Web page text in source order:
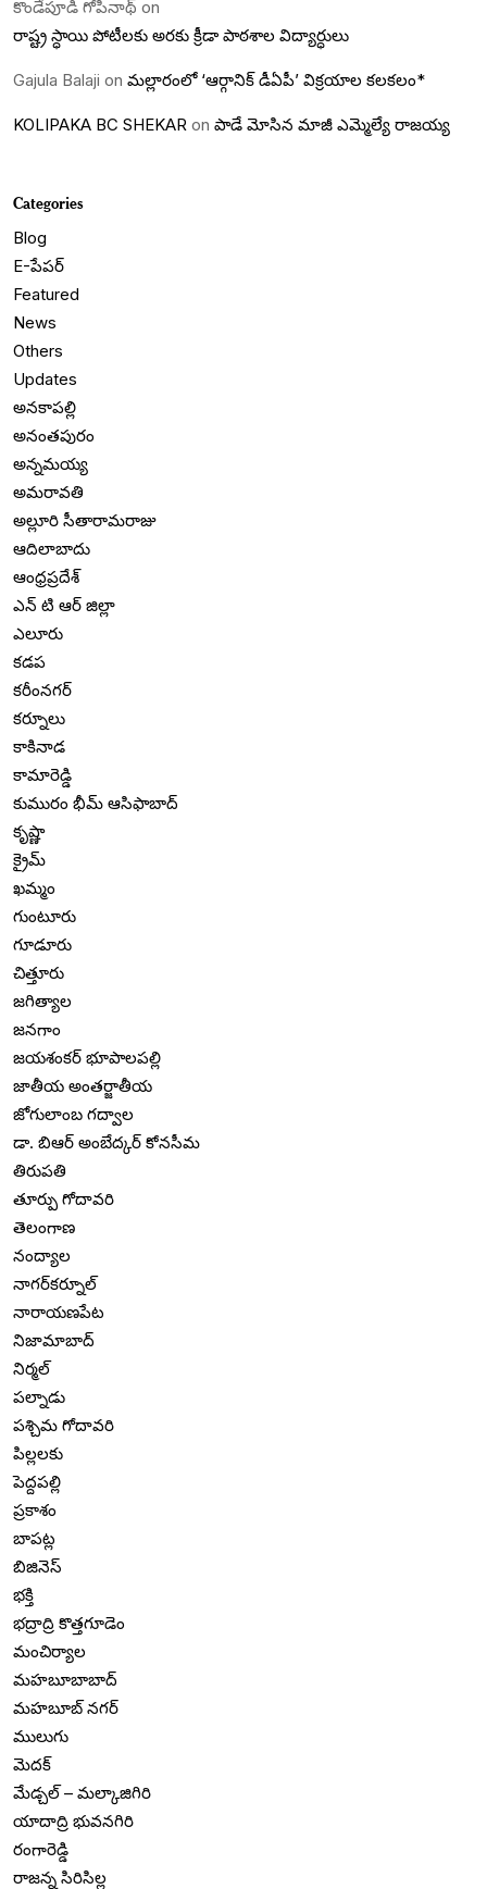
కొండేపూడి గోపీనాథ్ on
రాష్ట్ర స్ధాయి పోటీలకు అరకు క్రీడా పాఠశాల విద్యార్ధులు
Gajula Balaji on మల్లారంలో ‘ఆర్గానిక్ డీఏపీ’ విక్రయాల కలకలం*
KOLIPAKA BC SHEKAR on పాడే మోసిన మాజీ ఎమ్మెల్యే రాజయ్య
Categories
Blog
E-పేపర్
Featured
News
Others
Updates
అనకాపల్లి
అనంతపురం
అన్నమయ్య
అమరావతి
అల్లూరి సీతారామరాజు
ఆదిలాబాదు
ఆంధ్రప్రదేశ్
ఎన్ టి ఆర్ జిల్లా
ఎలూరు
కడప
కరీంనగర్
కర్నూలు
కాకినాడ
కామారెడ్డి
కుమురం భీమ్ ఆసిఫాబాద్
కృష్ణా
క్రైమ్
ఖమ్మం
గుంటూరు
గూడూరు
చిత్తూరు
జగిత్యాల
జనగాం
జయశంకర్ భూపాలపల్లి
జాతీయ అంతర్జాతీయ
జోగులాంబ గద్వాల
డా. బిఆర్ అంబేద్కర్ కోనసీమ
తిరుపతి
తూర్పు గోదావరి
తెలంగాణ
నంద్యాల
నాగర్‌కర్నూల్
నారాయణపేట
నిజామాబాద్
నిర్మల్
పల్నాడు
పశ్చిమ గోదావరి
పిల్లలకు
పెద్దపల్లి
ప్రకాశం
బాపట్ల
బిజినెస్
భక్తి
భద్రాద్రి కొత్తగూడెం
మంచిర్యాల
మహబూబాబాద్
మహబూబ్ నగర్
ములుగు
మెదక్
మేడ్చల్ – మల్కాజిగిరి
యాదాద్రి భువనగిరి
రంగారెడ్డి
రాజన్న సిరిసిల్ల